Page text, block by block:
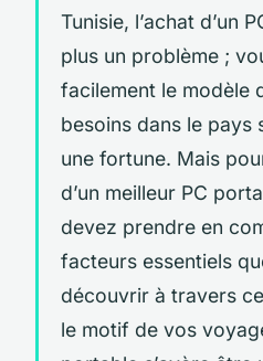
Tunisie, l’achat d’un
plus un problème ;
facilement le modèle
besoins dans le pays
une fortune. Mais
d’un meilleur PC
devez prendre en
facteurs essentiels
découvrir à travers
le motif de vos